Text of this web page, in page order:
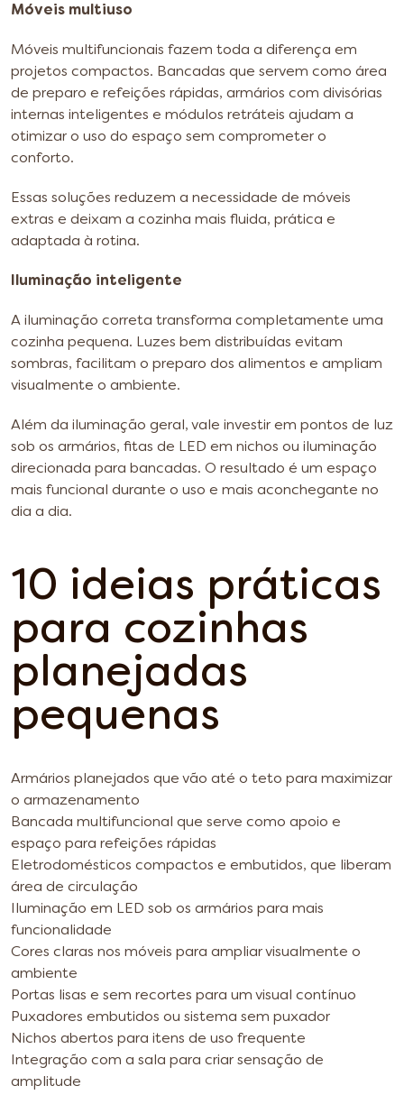
Móveis multiuso
Móveis multifuncionais fazem toda a diferença em
projetos compactos. Bancadas que servem como área
de preparo e refeições rápidas, armários com divisórias
internas inteligentes e módulos retráteis ajudam a
otimizar o uso do espaço sem comprometer o
conforto.
Essas soluções reduzem a necessidade de móveis
extras e deixam a cozinha mais fluida, prática e
adaptada à rotina.
Iluminação inteligente
A iluminação correta transforma completamente uma
cozinha pequena. Luzes bem distribuídas evitam
sombras, facilitam o preparo dos alimentos e ampliam
visualmente o ambiente.
Além da iluminação geral, vale investir em pontos de luz
sob os armários, fitas de LED em nichos ou iluminação
direcionada para bancadas. O resultado é um espaço
mais funcional durante o uso e mais aconchegante no
dia a dia.
10 ideias práticas
para cozinhas
planejadas
pequenas
Armários planejados que vão até o teto para maximizar
o armazenamento
Bancada multifuncional que serve como apoio e
espaço para refeições rápidas
Eletrodomésticos compactos e embutidos, que liberam
área de circulação
Iluminação em LED sob os armários para mais
funcionalidade
Cores claras nos móveis para ampliar visualmente o
ambiente
Portas lisas e sem recortes para um visual contínuo
Puxadores embutidos ou sistema sem puxador
Nichos abertos para itens de uso frequente
Integração com a sala para criar sensação de
amplitude